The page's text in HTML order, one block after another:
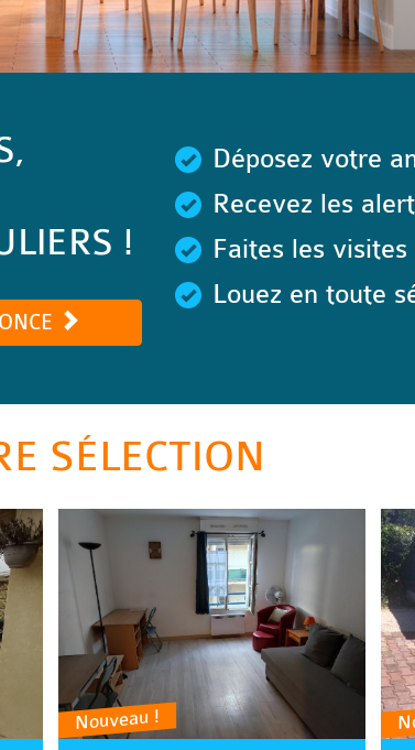
!
Déposez votre
Recevez les
Faites les visites
Louez en toute
SÉLECTION
Nouveau !